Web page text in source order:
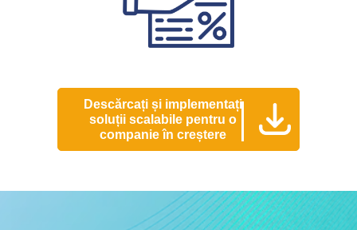
Descărcați și implementați
soluții scalabile pentru o
companie în creștere